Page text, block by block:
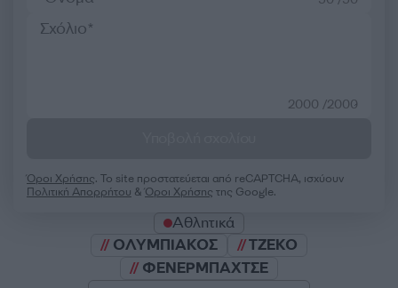
2000 /2000
Όροι Χρήσης. Το site προστατεύεται από reCAPTCHA, ισχύουν
Πολιτική Απορρήτου &Όροι Χρήσης της Google.
Αθλητικά
ΟΛΥΜΠΙΑΚΟΣ
ΤΖΕΚΟ
ΦΕΝΕΡΜΠΑΧΤΣΕ